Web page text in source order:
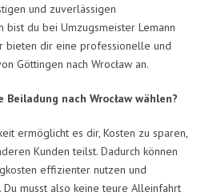
und zuverlässigen
bist du bei Umzugsmeister Lemann
bieten dir eine professionelle und
Göttingen nach Wrocław an.
nach Wrocław wählen?
ermöglicht es dir, Kosten zu sparen,
Kunden teilst. Dadurch können
effizienter nutzen und
musst also keine teure Alleinfahrt